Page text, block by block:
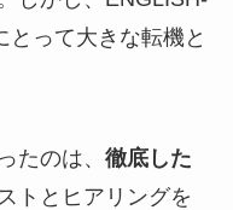
とって大きな転機と
たのは、 徹底した
トとヒアリングを